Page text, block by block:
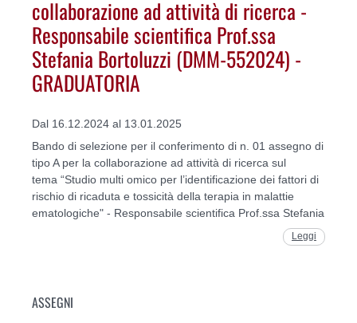
collaborazione ad attività di ricerca -
Responsabile scientifica Prof.ssa
Stefania Bortoluzzi (DMM-552024) -
GRADUATORIA
Dal 16.12.2024 al 13.01.2025
Bando di selezione per il conferimento di n. 01 assegno di
tipo A per la collaborazione ad attività di ricerca sul
tema “Studio multi omico per l’identificazione dei fattori di
rischio di ricaduta e tossicità della terapia in malattie
ematologiche" - Responsabile scientifica Prof.ssa Stefania
Leggi
ASSEGNI